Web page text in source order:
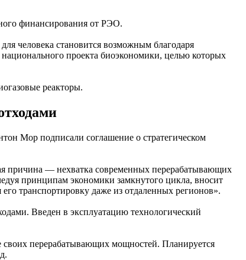
финансирования от РЭО.
человека становится возможным благодаря
проекта биоэкономики, целью которых
реакторы.
Мор подписали соглашение о стратегическом
причина — нехватка современных перерабатывающих
принципам экономики замкнутого цикла, вносит
транспортировку даже из отдаленных регионов».
Введен в эксплуатацию технологический
перерабатывающих мощностей. Планируется